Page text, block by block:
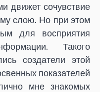
движет сочувствие
слою. Но при этом
для восприятия
Такого
создатели этой
показателей
мне знакомых